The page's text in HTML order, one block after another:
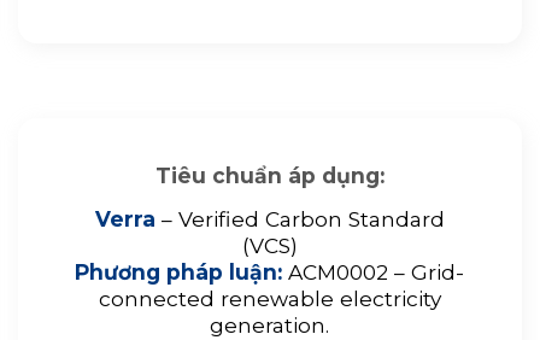
Tiêu chuẩn áp dụng:
Verra – Verified Carbon Standard
(VCS)
Phương pháp luận: ACM0002 – Grid-
connected renewable electricity
generation.